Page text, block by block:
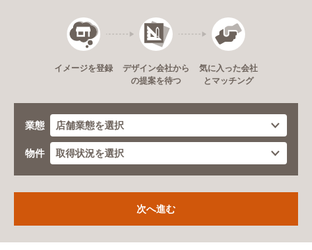
イメージを登録
デザイン会社から
の提案を待つ
気に入った会社
とマッチング
業態
物件